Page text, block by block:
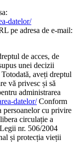
datelor/
pe adresa de e-mail:
de acces, de
unei decizii
aveți dreptul
vă privesc și să
administrarea
datelor/Conform
persoanelor cu privire
circulație a
nr. 506/2004
și protecția vieții